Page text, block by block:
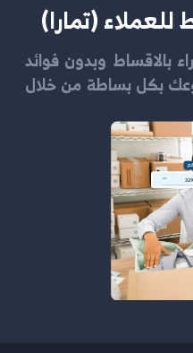
للعملاء (تمارا)
بالاقساط وبدون فوائد
بكل بساطة من خلال